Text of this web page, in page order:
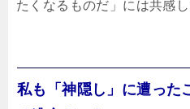
たくなるものだ」には共感し
私も「神隠し」に遭った